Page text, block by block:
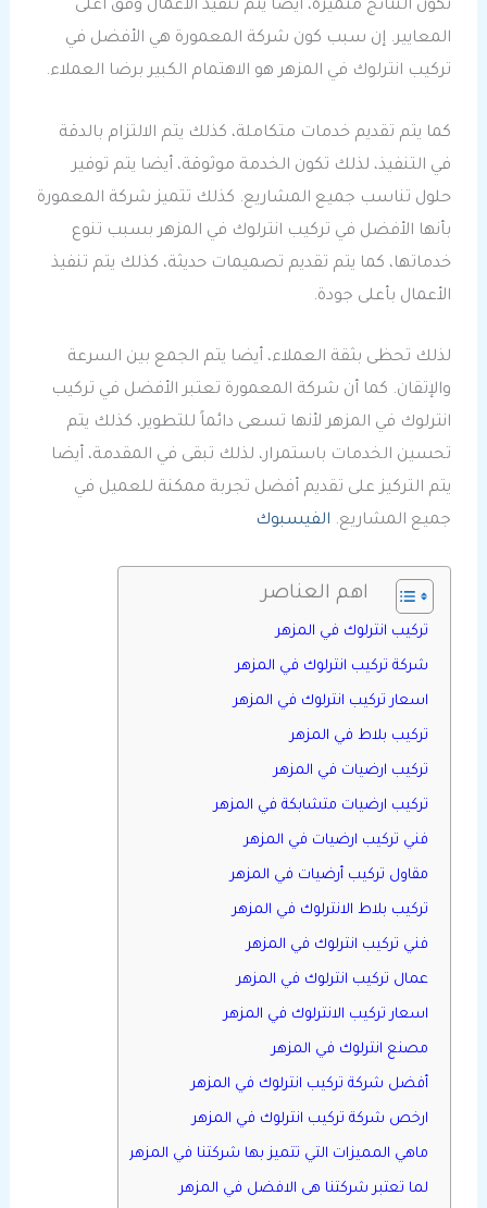
تكون النتائج متميزة، أيضا يتم تنفيذ الأعمال وفق أعلى
المعايير. إن سبب كون شركة المعمورة هي الأفضل في
تركيب انترلوك في المزهر هو الاهتمام الكبير برضا العملاء.
كما يتم تقديم خدمات متكاملة، كذلك يتم الالتزام بالدقة
في التنفيذ، لذلك تكون الخدمة موثوقة، أيضا يتم توفير
حلول تناسب جميع المشاريع. كذلك تتميز شركة المعمورة
بأنها الأفضل في تركيب انترلوك في المزهر بسبب تنوع
خدماتها، كما يتم تقديم تصميمات حديثة، كذلك يتم تنفيذ
الأعمال بأعلى جودة.
لذلك تحظى بثقة العملاء، أيضا يتم الجمع بين السرعة
والإتقان. كما أن شركة المعمورة تعتبر الأفضل في تركيب
انترلوك في المزهر لأنها تسعى دائماً للتطوير، كذلك يتم
تحسين الخدمات باستمرار، لذلك تبقى في المقدمة، أيضا
يتم التركيز على تقديم أفضل تجربة ممكنة للعميل في
جميع المشاريع. الفيسبوك
اهم العناصر
تركيب انترلوك في المزهر
شركة تركيب انترلوك في المزهر
اسعار تركيب انترلوك في المزهر
تركيب بلاط في المزهر
تركيب ارضيات في المزهر
تركيب ارضيات متشابكة في المزهر
فني تركيب ارضيات في المزهر
مقاول تركيب أرضيات في المزهر
تركيب بلاط الانترلوك في المزهر
فني تركيب انترلوك في المزهر
عمال تركيب انترلوك في المزهر
اسعار تركيب الانترلوك في المزهر
مصنع انترلوك في المزهر
أفضل شركة تركيب انترلوك في المزهر
ارخص شركة تركيب انترلوك في المزهر
ماهي المميزات التي تتميز بها شركتنا في المزهر
لما تعتبر شركتنا هى الافضل في المزهر